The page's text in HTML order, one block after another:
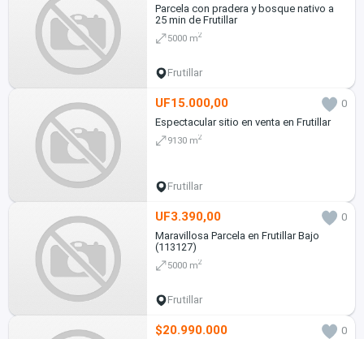
Parcela con pradera y bosque nativo a
25 min de Frutillar
5000 m2
Frutillar
UF15.000,00
0
Espectacular sitio en venta en Frutillar
9130 m2
Frutillar
UF3.390,00
0
Maravillosa Parcela en Frutillar Bajo
(113127)
5000 m2
Frutillar
$20.990.000 0